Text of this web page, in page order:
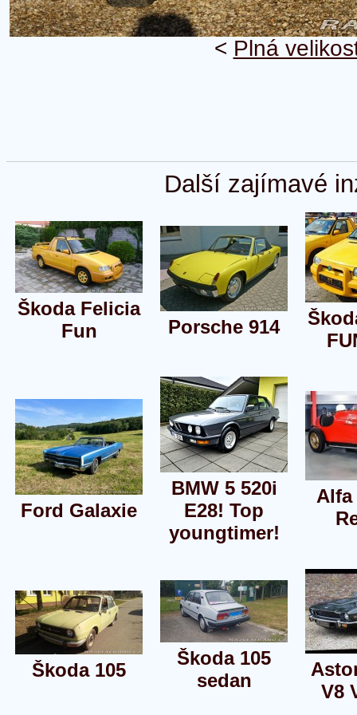
< Plná
Další zajímavé
Škoda Felicia
Fun
Porsche 914
Ford Galaxie
BMW 5 520i
E28! Top
youngtimer!
Alfa
Škoda 105
Škoda 105
sedan
V8